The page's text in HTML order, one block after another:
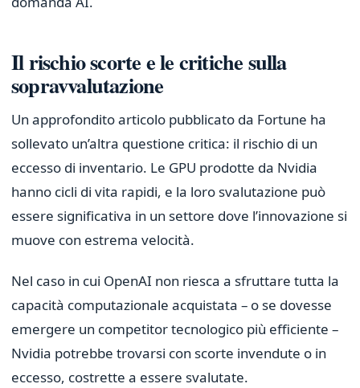
Il rischio scorte e le critiche sulla
sopravvalutazione
Un approfondito articolo pubblicato da Fortune ha
sollevato un’altra questione critica: il rischio di un
eccesso di inventario. Le GPU prodotte da Nvidia
hanno cicli di vita rapidi, e la loro svalutazione può
essere significativa in un settore dove l’innovazione si
muove con estrema velocità.
Nel caso in cui OpenAI non riesca a sfruttare tutta la
capacità computazionale acquistata – o se dovesse
emergere un competitor tecnologico più efficiente –
Nvidia potrebbe trovarsi con scorte invendute o in
eccesso, costrette a essere svalutate.